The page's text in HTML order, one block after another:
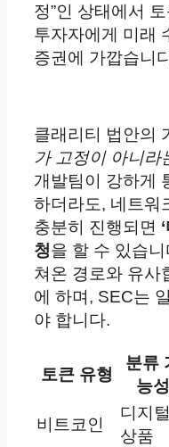
정”인 상태에서
투자자에게 미래
증권에 가깝습니
클래리티 법안의
가 고정이 아니라
개발팀이 강하게
하더라도, 네트워
충분히 진행되면
청을 할 수 있습
쳐온 경로와 유사
에 하며, SEC는
야 합니다.
토큰 유형
분류
능성
비트코인
디지털
상품